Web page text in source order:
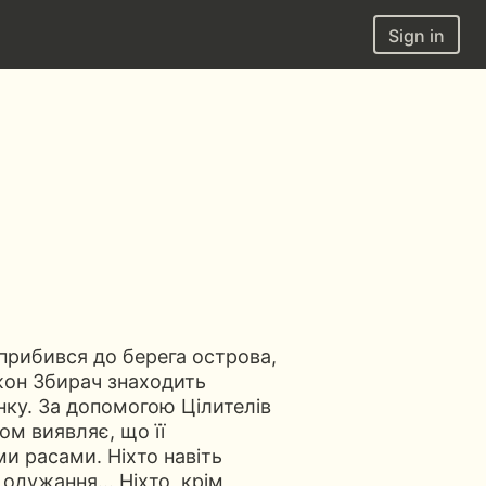
Sign in
до берега острова,
Збирач знаходить
За допомогою Цілителів
виявляє, що її
расами. Ніхто навіть
Ніхто, крім